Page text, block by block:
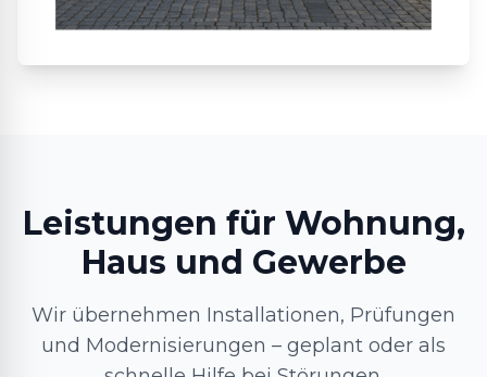
Leistungen für Wohnung,
Haus und Gewerbe
Wir übernehmen Installationen, Prüfungen
und Modernisierungen – geplant oder als